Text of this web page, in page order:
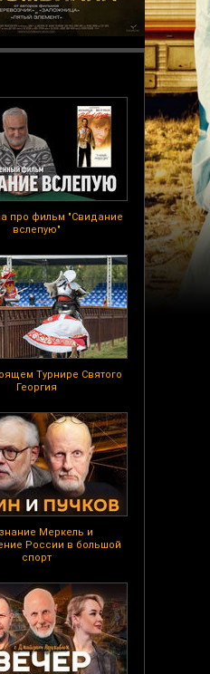
про фильм "Свидание
вслепую"
Турнире Святого
Георгия
Меркель и
России в большой
спорт